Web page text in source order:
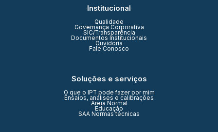
Institucional
Qualidade
Governança Corporativa
SIC/Transparência
Documentos Institucionais
Ouvidoria
Fale Conosco
Soluções e serviços
O que o IPT pode fazer por mim
Ensaios, análises e calibrações
Areia Normal
Educação
SAA Normas técnicas